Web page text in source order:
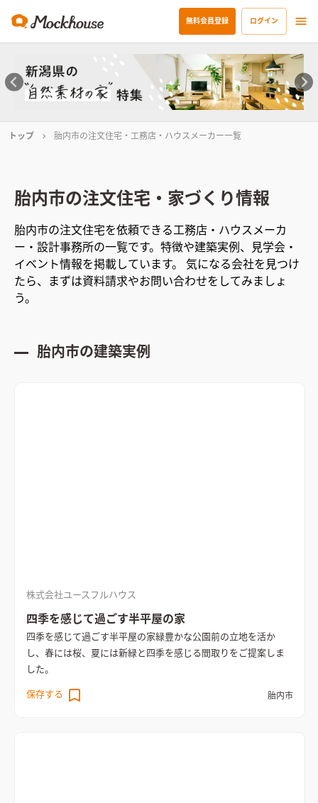
無料会員登録 ログイン
トップ 胎内市の注文住宅・工務店・ハウスメーカー一覧
胎内市の注文住宅・家づくり情報
胎内市の注文住宅を依頼できる工務店・ハウスメーカ
ー・設計事務所の一覧です。特徴や建築実例、見学会・
イベント情報を掲載しています。 気になる会社を見つけ
たら、まずは資料請求やお問い合わせをしてみましょ
う。
胎内市の建築実例
株式会社ユースフルハウス
四季を感じて過ごす半平屋の家
四季を感じて過ごす半平屋の家緑豊かな公園前の立地を活か
し、春には桜、夏には新緑と四季を感じる間取りをご提案しま
した。
保存する 胎内市